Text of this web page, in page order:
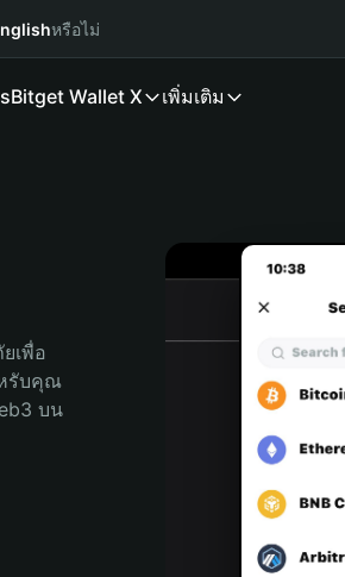
หรือไม่
Bitget Wallet X เพิ่มเติม
เพื่อ
รับคุณ
บน